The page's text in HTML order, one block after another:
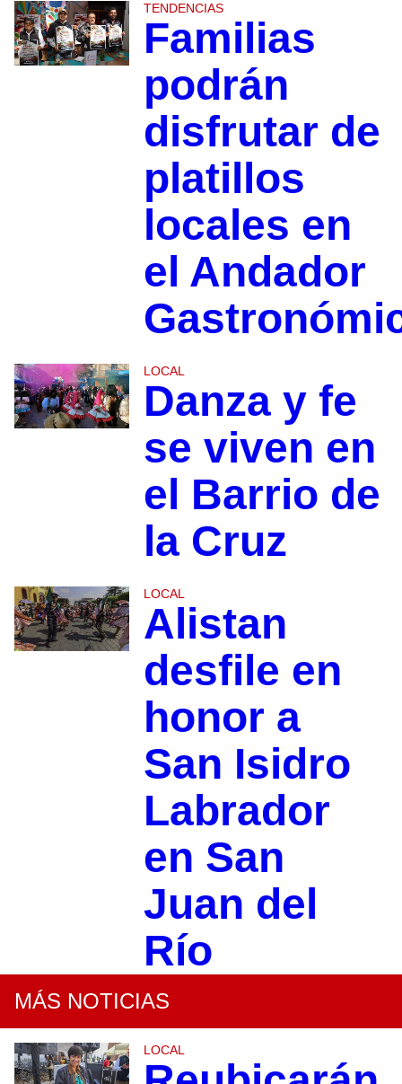
TENDENCIAS
Familias
podrán
disfrutar de
platillos
locales en
el Andador
LOCAL
Danza y fe
se viven en
el Barrio de
la Cruz
LOCAL
Alistan
desfile en
honor a
San Isidro
Labrador
en San
Juan del
Río
MÁS NOTICIAS
LOCAL